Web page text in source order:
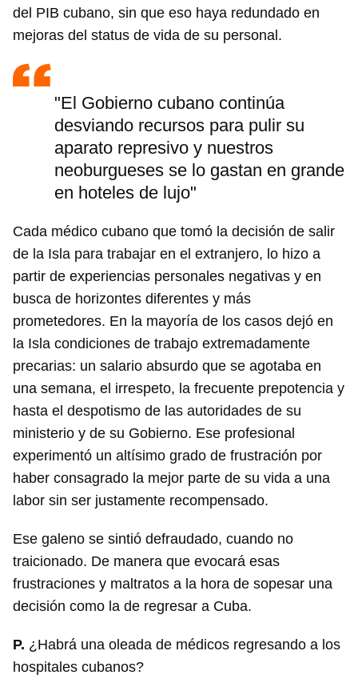
del PIB cubano, sin que eso haya redundado en
mejoras del status de vida de su personal.
"El Gobierno cubano continúa
desviando recursos para pulir su
aparato represivo y nuestros
neoburgueses se lo gastan en grande
en hoteles de lujo"
Cada médico cubano que tomó la decisión de salir
de la Isla para trabajar en el extranjero, lo hizo a
partir de experiencias personales negativas y en
busca de horizontes diferentes y más
prometedores. En la mayoría de los casos dejó en
la Isla condiciones de trabajo extremadamente
precarias: un salario absurdo que se agotaba en
una semana, el irrespeto, la frecuente prepotencia y
hasta el despotismo de las autoridades de su
ministerio y de su Gobierno. Ese profesional
experimentó un altísimo grado de frustración por
haber consagrado la mejor parte de su vida a una
labor sin ser justamente recompensado.
Ese galeno se sintió defraudado, cuando no
traicionado. De manera que evocará esas
frustraciones y maltratos a la hora de sopesar una
decisión como la de regresar a Cuba.
P. ¿Habrá una oleada de médicos regresando a los
hospitales cubanos?